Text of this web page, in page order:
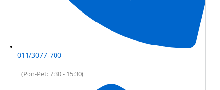
011/3077-700
(Pon-Pet: 7:30 - 15:30)